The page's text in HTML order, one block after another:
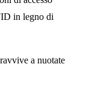
in legno di
a nuotate